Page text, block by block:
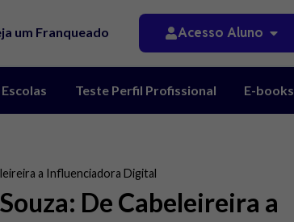
um Franqueado Acesso Aluno
Escolas Teste Perfil Profissional E-books
a Influenciadora Digital
De Cabeleireira a